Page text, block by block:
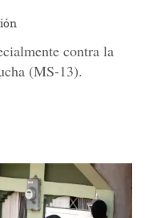
contra la
(MS-13).